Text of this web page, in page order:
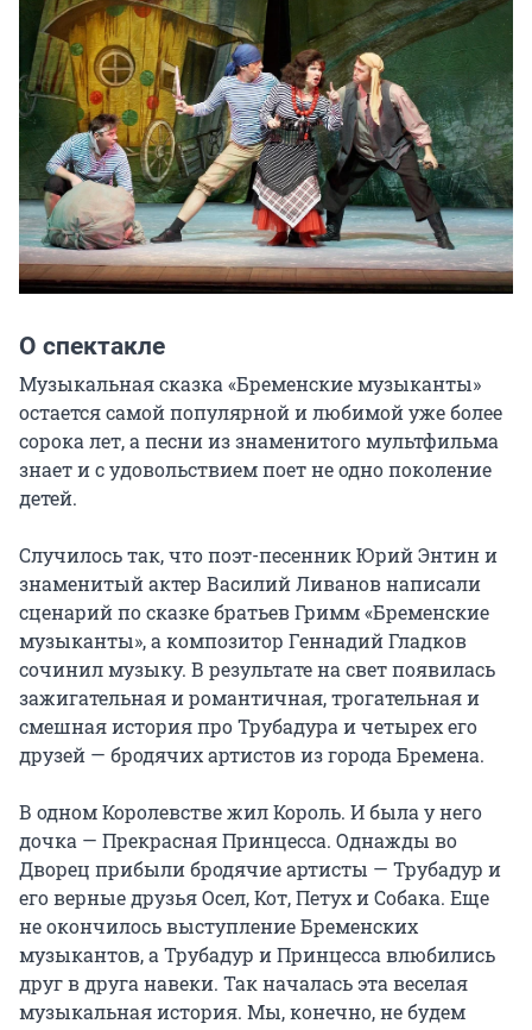
О спектакле
Музыкальная сказка «Бременские музыканты»
остается самой популярной и любимой уже более
сорока лет, а песни из знаменитого мультфильма
знает и с удовольствием поет не одно поколение
детей.
Случилось так, что поэт-песенник Юрий Энтин и
знаменитый актер Василий Ливанов написали
сценарий по сказке братьев Гримм «Бременские
музыканты», а композитор Геннадий Гладков
сочинил музыку. В результате на свет появилась
зажигательная и романтичная, трогательная и
смешная история про Трубадура и четырех его
друзей — бродячих артистов из города Бремена.
В одном Королевстве жил Король. И была у него
дочка — Прекрасная Принцесса. Однажды во
Дворец прибыли бродячие артисты — Трубадур и
его верные друзья Осел, Кот, Петух и Собака. Еще
не окончилось выступление Бременских
музыкантов, а Трубадур и Принцесса влюбились
друг в друга навеки. Так началась эта веселая
музыкальная история. Мы, конечно, не будем